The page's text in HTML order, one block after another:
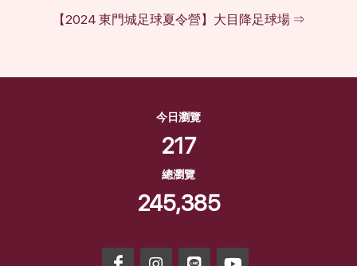
【2024 東門城足球夏令營】大目降足球場⇒
今日瀏覽
217
總瀏覽
245,385